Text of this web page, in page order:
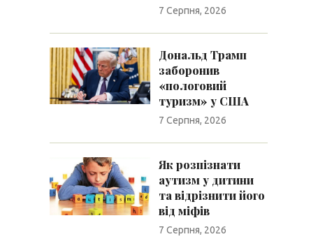
7 Серпня, 2026
Дональд Трамп
заборонив
«пологовий
туризм» у США
7 Серпня, 2026
Як розпізнати
аутизм у дитини
та відрізнити його
від міфів
7 Серпня, 2026